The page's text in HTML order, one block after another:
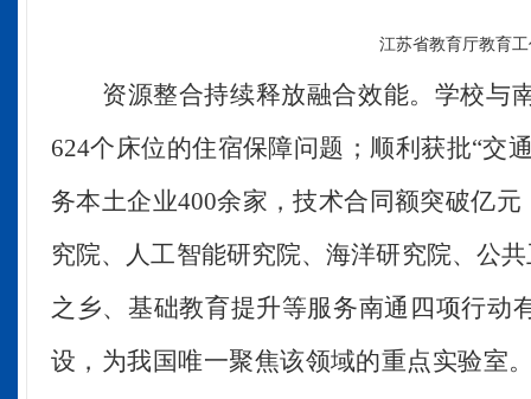
江苏省教育厅教育
资源整合持续释放融合效能。 学校与
624个床位的住宿保障问题；顺利获批“交
务本土企业400余家，技术合同额突破亿元
究院、人工智能研究院、海洋研究院、公
之乡、基础教育提升等服务南通四项行动
设，为我国唯一聚焦该领域的重点实验室